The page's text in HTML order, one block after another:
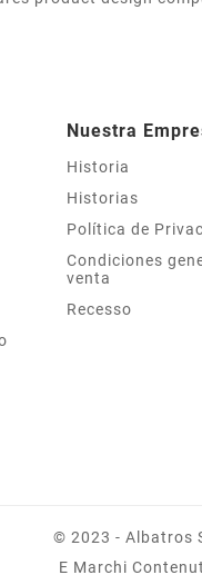
Nuestra
Historia
Historias
Política de
Condiciones
venta
Recesso
© 2023 - Albatros
E Marchi